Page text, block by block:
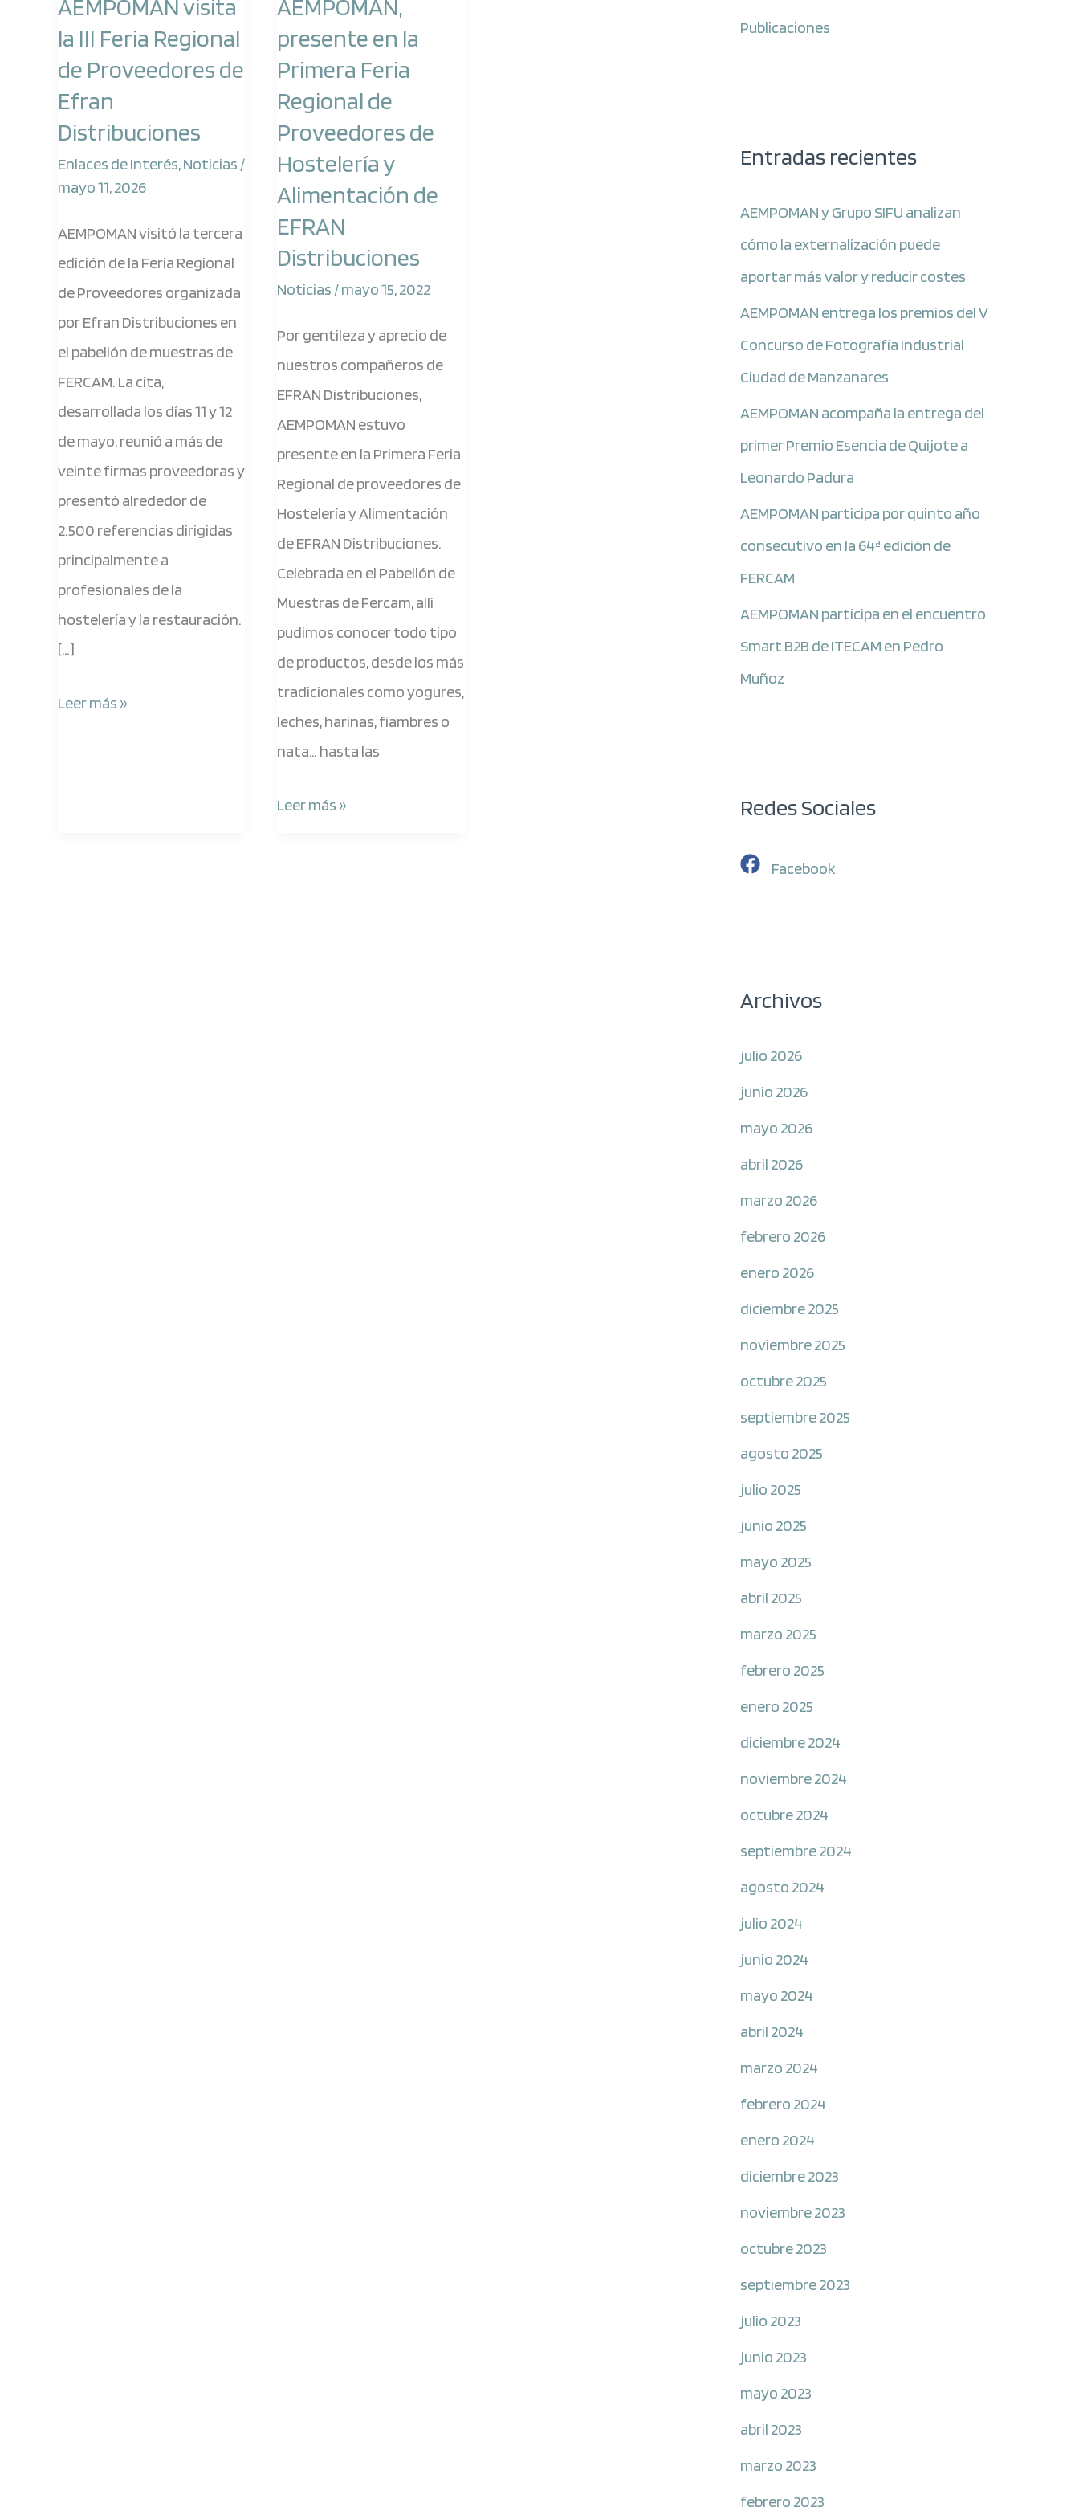
AEMPOMAN visita
la III Feria Regional
de Proveedores de
Efran
Distribuciones
Enlaces de Interés,Noticias /
mayo 11, 2026
AEMPOMAN visitó la tercera
edición de la Feria Regional
de Proveedores organizada
por Efran Distribuciones en
el pabellón de muestras de
FERCAM. La cita,
desarrollada los días 11 y 12
de mayo, reunió a más de
veinte firmas proveedoras y
presentó alrededor de
2.500 referencias dirigidas
principalmente a
profesionales de la
hostelería y la restauración.
[…]
la
III
Feria
Regional
de
Proveedores
de
Leer más »
AEMPOMAN,
presente en la
Primera Feria
Regional de
Proveedores de
Hostelería y
Alimentación de
EFRAN
Distribuciones
Noticias /mayo 15, 2022
Por gentileza y aprecio de
nuestros compañeros de
EFRAN Distribuciones,
AEMPOMAN estuvo
presente en la Primera Feria
Regional de proveedores de
Hostelería y Alimentación
de EFRAN Distribuciones.
Celebrada en el Pabellón de
Muestras de Fercam, allí
pudimos conocer todo tipo
de productos, desde los más
tradicionales como yogures,
leches, harinas, fiambres o
nata… hasta las
en
la
Primera
Feria
Regional
de
Proveedores
de
Hostelería
de
EFRAN
Distribuciones
Leer más »
Publicaciones
Entradas recientes
AEMPOMAN y Grupo SIFU analizan
cómo la externalización puede
aportar más valor y reducir costes
AEMPOMAN entrega los premios del V
Concurso de Fotografía Industrial
Ciudad de Manzanares
AEMPOMAN acompaña la entrega del
primer Premio Esencia de Quijote a
Leonardo Padura
AEMPOMAN participa por quinto año
consecutivo en la 64ª edición de
FERCAM
AEMPOMAN participa en el encuentro
Smart B2B de ITECAM en Pedro
Muñoz
Redes Sociales
Facebook
Archivos
julio 2026
junio 2026
mayo 2026
abril 2026
marzo 2026
febrero 2026
enero 2026
diciembre 2025
noviembre 2025
octubre 2025
septiembre 2025
agosto 2025
julio 2025
junio 2025
mayo 2025
abril 2025
marzo 2025
febrero 2025
enero 2025
diciembre 2024
noviembre 2024
octubre 2024
septiembre 2024
agosto 2024
julio 2024
junio 2024
mayo 2024
abril 2024
marzo 2024
febrero 2024
enero 2024
diciembre 2023
noviembre 2023
octubre 2023
septiembre 2023
julio 2023
junio 2023
mayo 2023
abril 2023
marzo 2023
febrero 2023